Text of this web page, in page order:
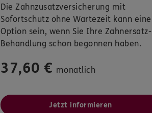
Die Zahnzusatzversicherung mit
Sofortschutz ohne Wartezeit kann eine
Option sein, wenn Sie Ihre Zahnersatz-
Behandlung schon begonnen haben.
37,60 € monatlich
Jetzt informieren